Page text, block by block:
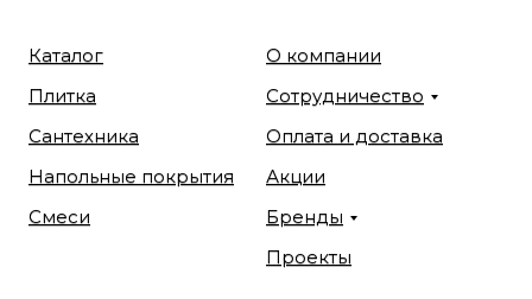
Каталог
Плитка
Сантехника
Напольные покрытия
Смеси
О компании
Сотрудничество
Оплата и доставка
Акции
Бренды
Проекты